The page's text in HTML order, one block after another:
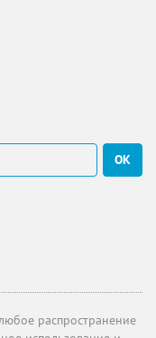
ОК
распространение